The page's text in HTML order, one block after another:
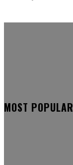
MOST POPULAR